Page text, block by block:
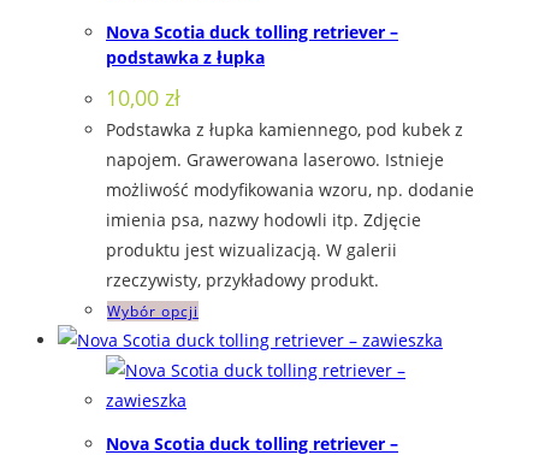
można
stronie
produktu
Nova Scotia duck tolling retriever –
podstawka z łupka
10,00 zł
Podstawka z łupka kamiennego, pod kubek z
napojem. Grawerowana laserowo. Istnieje
możliwość modyfikowania wzoru, np. dodanie
imienia psa, nazwy hodowli itp. Zdjęcie
produktu jest wizualizacją. W galerii
rzeczywisty, przykładowy produkt.
Wybór opcji
produkt
ma
Nova Scotia duck tolling retriever –